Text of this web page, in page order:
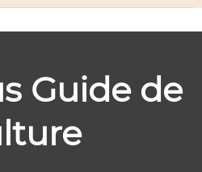
Guide de